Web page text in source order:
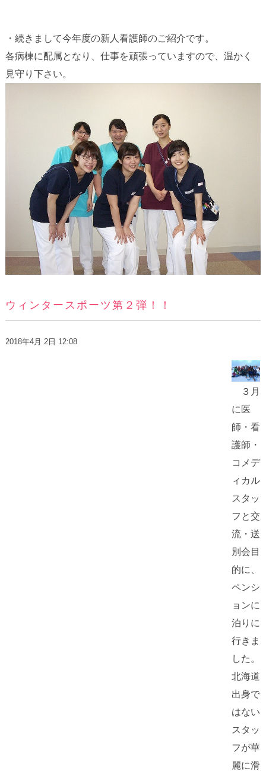
・続きまして今年度の新人看護師のご紹介です。
各病棟に配属となり、仕事を頑張っていますので、温かく
見守り下さい。
ウィンタースポーツ第２弾！！
2018年4月 2日 12:08
３月
に医
師・看
護師・
コメデ
ィカル
スタッ
フと交
流・送
別会目
的に、
ペンシ
ョンに
泊りに
行きま
した。
北海道
出身で
はない
スタッ
フが華
麗に滑